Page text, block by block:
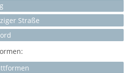
Straße